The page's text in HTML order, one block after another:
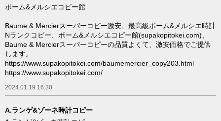
ボーム&メルシエコピー館
Baume & Mercierスーパーコピー激安、最高級ボーム&メルシエ時計
Nランクコピー、ボーム&メルシエコピー館(supakopitokei.com)、
Baume & Mercierスーパーコピーの品質よくて、激安価格でご提供
します。
https://www.supakopitokei.com/baumemercier_copy203.html
https://www.supakopitokei.com/
2024.01.19 16:30
A.ランゲ&ゾーネ時計コピー